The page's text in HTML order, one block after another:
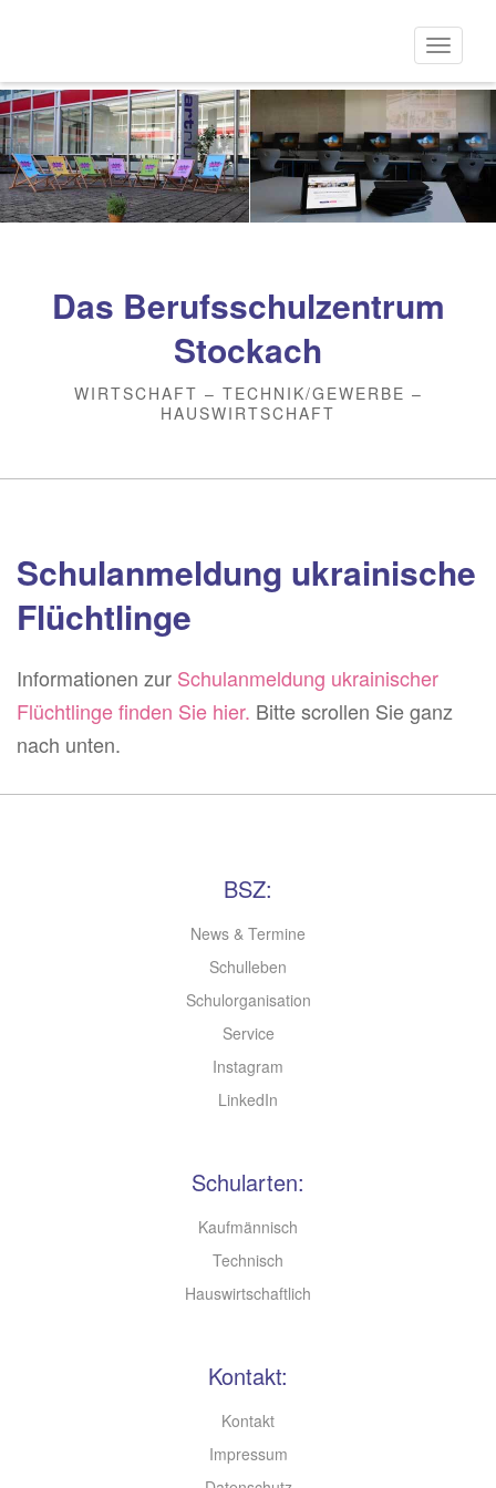
Inhalt
Das Berufsschulzentrum
Stockach
WIRTSCHAFT – TECHNIK/GEWERBE –
HAUSWIRTSCHAFT
Schulanmeldung ukrainische
Flüchtlinge
Informationen zur Schulanmeldung ukrainischer
Flüchtlinge finden Sie hier. Bitte scrollen Sie ganz
nach unten.
BSZ:
News & Termine
Schulleben
Schulorganisation
Service
Instagram
LinkedIn
Schularten:
Kaufmännisch
Technisch
Hauswirtschaftlich
Kontakt:
Kontakt
Impressum